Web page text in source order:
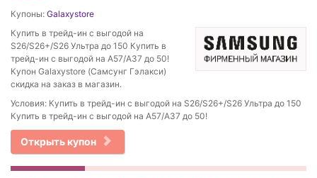
Купоны: Galaxystore
Купить в трейд-ин с выгодой на
S26/S26+/S26 Ультра до 150 Купить в
трейд-ин с выгодой на A57/А37 до 50!
Купон Galaxystore (Самсунг Гэлакси)
скидка на заказ в магазин.
Условия: Купить в трейд-ин с выгодой на S26/S26+/S26 Ультра до 150
Купить в трейд-ин с выгодой на A57/А37 до 50!
Открыть купон